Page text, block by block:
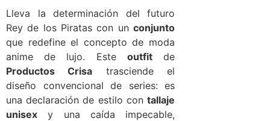
Lleva la determinación del futuro
Rey de los Piratas con un conjunto
que redefine el concepto de moda
anime de lujo. Este outfitde
Productos Crisa trasciende el
diseño convencional de series: es
una declaración de estilo con tallaje
unisex y una caída impecable,